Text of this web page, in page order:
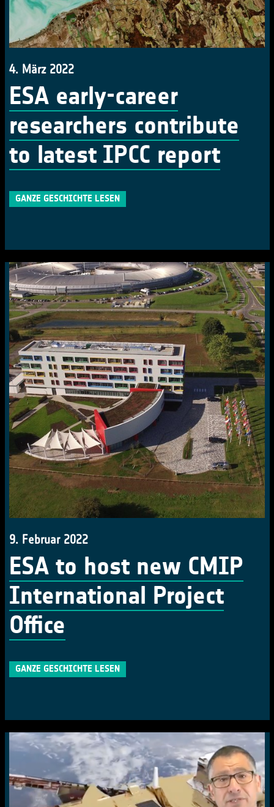
4. März 2022
ESA early-career
researchers contribute
to latest IPCC report
GANZE GESCHICHTE LESEN
9. Februar 2022
ESA to host new CMIP
International Project
Office
GANZE GESCHICHTE LESEN